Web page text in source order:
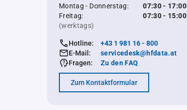
Montag - Donnerstag:
07:30 - 17:00
Freitag:
07:30 - 15:00
(werktags)
Hotline:
+43 1 981 16 - 800
E-Mail:
servicedesk@hfdata.at
Fragen:
Zu den FAQ
Zum Kontaktformular